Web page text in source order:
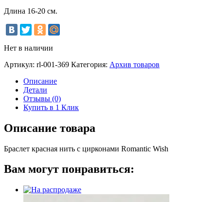
Длина 16-20 см.
Нет в наличии
Артикул: rl-001-369 Категория: Архив товаров
Описание
Детали
Отзывы (0)
Купить в 1 Клик
Описание товара
Браслет красная нить с цирконами Romantic Wish
Вам могут понравиться: